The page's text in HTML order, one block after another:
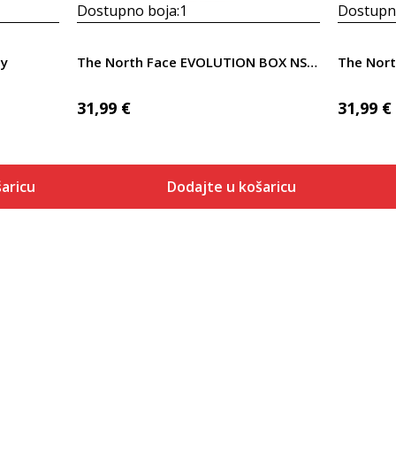
Dostupno boja:1
The North Face EVOLUTION BOX NSE REGULAR SHORT SLEEVE
31,99 €
Dodajte u košaricu
31,99 €